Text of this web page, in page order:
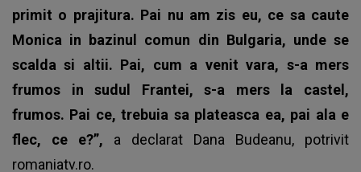
primit o prajitura. Pai nu am zis eu, ce sa caute
Monica in bazinul comun din Bulgaria, unde se
scalda si altii. Pai, cum a venit vara, s-a mers
frumos in sudul Frantei, s-a mers la castel,
frumos. Pai ce, trebuia sa plateasca ea, pai ala e
flec, ce e?”, a declarat Dana Budeanu, potrivit
romaniatv.ro.